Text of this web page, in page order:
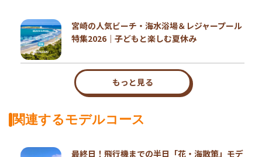
宮崎の人気ビーチ・海水浴場＆レジャープール
特集2026｜子どもと楽しむ夏休み
もっと見る
関連するモデルコース
最終日！飛行機までの半日「花・海散策」モデ